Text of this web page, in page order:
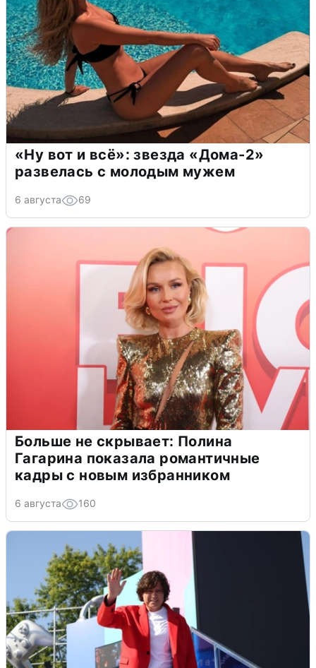
«Ну вот и всё»: звезда «Дома-2»
развелась с молодым мужем
6 августа 69
Больше не скрывает: Полина
Гагарина показала романтичные
кадры с новым избранником
6 августа 160